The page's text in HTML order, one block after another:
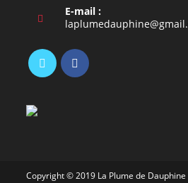
E-mail :
dans
un
Copyright © 2019 La Plume de Dauphine